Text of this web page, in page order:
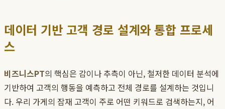
데이터 기반 고객 경로 설계와 통합 프로세
스
비즈니스PT의 핵심은 감이나 추측이 아닌, 철저한 데이터 분석에
기반하여 고객의 행동을 예측하고 전체 경로를 설계하는 것입니
다. 우리 가게의 잠재 고객이 주로 어떤 키워드로 검색하는지, 어